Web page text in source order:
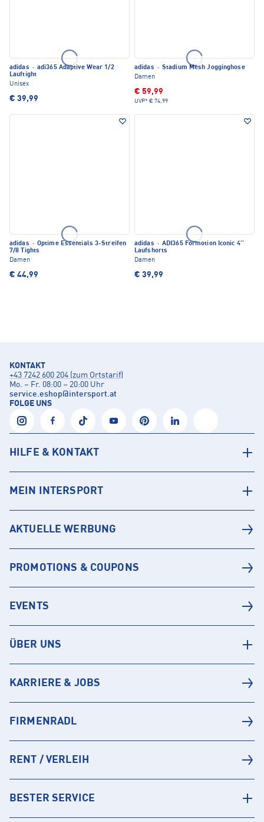
adidas · adi365 Adaptive Wear 1/2
Lauftight
Unisex
€ 39,99
adidas · Stadium Mesh Jogginghose
Damen
€ 59,99
UVP* € 74,99
adidas · Optime Essentials 3-Streifen
7/8 Tights
Damen
€ 44,99
adidas · ADI365 Formotion Iconic 4''
Laufshorts
Damen
€ 39,99
KONTAKT
+43 7242 600 204 (zum Ortstarif)
Mo. – Fr. 08:00 – 20:00 Uhr
service.eshop@intersport.at
FOLGE UNS
HILFE & KONTAKT
MEIN INTERSPORT
AKTUELLE WERBUNG
PROMOTIONS & COUPONS
EVENTS
ÜBER UNS
KARRIERE & JOBS
FIRMENRADL
RENT / VERLEIH
BESTER SERVICE